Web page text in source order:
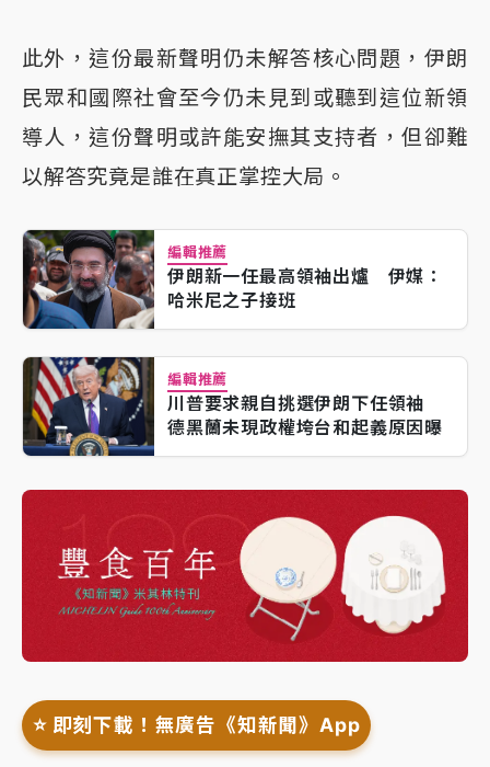
此外，這份最新聲明仍未解答核心問題，伊朗
民眾和國際社會至今仍未見到或聽到這位新領
導人，這份聲明或許能安撫其支持者，但卻難
以解答究竟是誰在真正掌控大局。
編輯推薦
伊朗新一任最高領袖出爐 伊媒：
哈米尼之子接班
編輯推薦
川普要求親自挑選伊朗下任領袖
德黑蘭未現政權垮台和起義原因曝
⭐️ 即刻下載！無廣告《知新聞》App